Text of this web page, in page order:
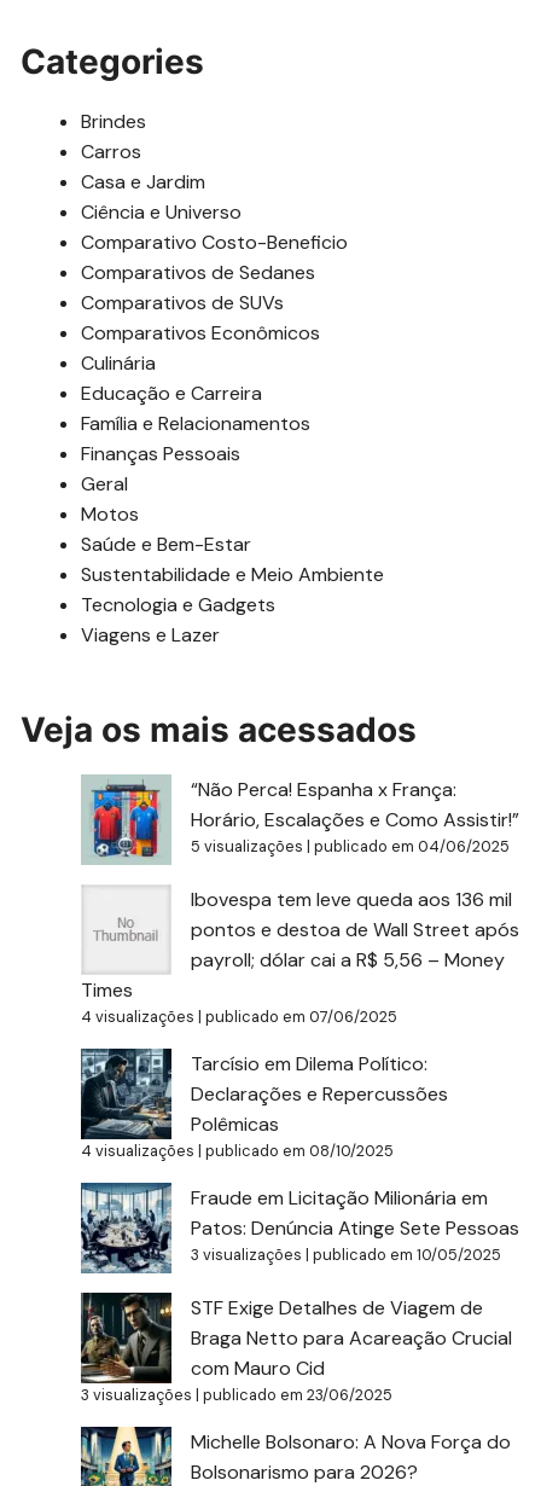
Categories
Brindes
Carros
Casa e Jardim
Ciência e Universo
Comparativo Costo-Beneficio
Comparativos de Sedanes
Comparativos de SUVs
Comparativos Econômicos
Culinária
Educação e Carreira
Família e Relacionamentos
Finanças Pessoais
Geral
Motos
Saúde e Bem-Estar
Sustentabilidade e Meio Ambiente
Tecnologia e Gadgets
Viagens e Lazer
Veja os mais acessados
“Não Perca! Espanha x França:
Horário, Escalações e Como Assistir!”
5 visualizações |publicado em 04/06/2025
Ibovespa tem leve queda aos 136 mil
pontos e destoa de Wall Street após
payroll; dólar cai a R$ 5,56 – Money
Times
4 visualizações |publicado em 07/06/2025
Tarcísio em Dilema Político:
Declarações e Repercussões
Polêmicas
4 visualizações |publicado em 08/10/2025
Fraude em Licitação Milionária em
Patos: Denúncia Atinge Sete Pessoas
3 visualizações |publicado em 10/05/2025
STF Exige Detalhes de Viagem de
Braga Netto para Acareação Crucial
com Mauro Cid
3 visualizações |publicado em 23/06/2025
Michelle Bolsonaro: A Nova Força do
Bolsonarismo para 2026?